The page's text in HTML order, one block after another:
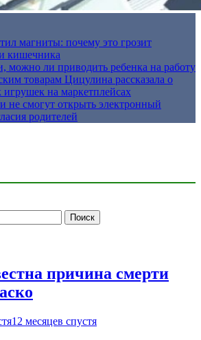
магниты: почему это грозит
кишечника
можно ли приводить ребенка на работу
товарам Цицулина рассказала о
игрушек на маркетплейсах
не смогут открыть электронный
родителей
причина смерти
12 месяцев спустя